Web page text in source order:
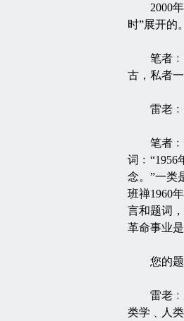
2000年6
时”展开的
笔者﹕近
古，私者
雷老﹕您
笔者﹕领
词﹕“1956
念。”一类
班禅1960
言和题词
革命事业
您的题词
雷老﹕其
类学﹑人